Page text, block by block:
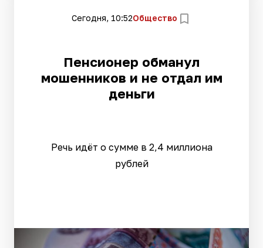
Сегодня, 10:52Общество
Пенсионер обманул
мошенников и не отдал им
деньги
Речь идёт о сумме в 2,4 миллиона
рублей